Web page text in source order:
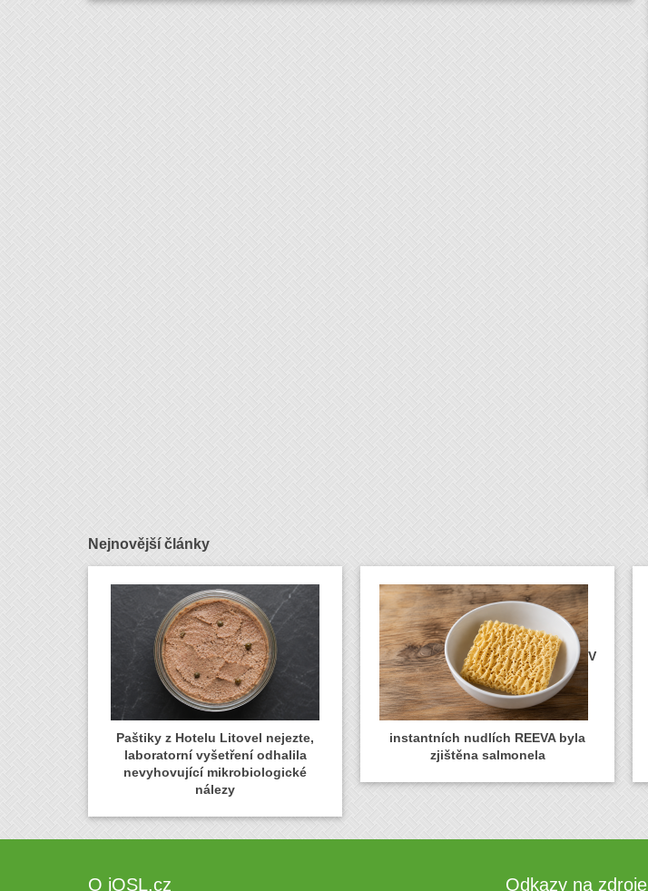
Nejnovější články
Paštiky z Hotelu Litovel nejezte,
laboratorní vyšetření odhalila
nevyhovující mikrobiologické
nálezy
V
instantních nudlích REEVA byla
zjištěna salmonela
O iQSL.cz Odkazy na zdroje